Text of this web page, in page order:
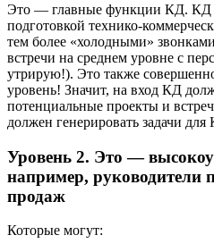
Это — главные функции КД. КД
подготовкой технико-
тем более «холодными»
встречи на среднем уровне с
утрирую!). Это также
уровень! Значит, на вход КД
потенциальные проекты и
должен генерировать задачи
Уровень 2. Это —
например, руководители
продаж
Которые могут: